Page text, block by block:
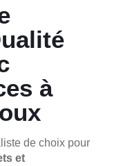
à
de choix pour
et